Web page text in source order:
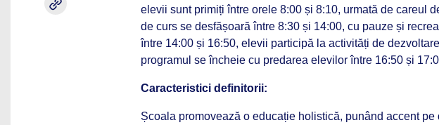
elevii sunt primiți între orele 8:00 și 8:10, urmată de careul
de curs se desfășoară între 8:30 și 14:00, cu pauze și
între 14:00 și 16:50, elevii participă la activități de
programul se încheie cu predarea elevilor între 16:50 și
Caracteristici definitorii:
Școala promovează o educație holistică, punând accent